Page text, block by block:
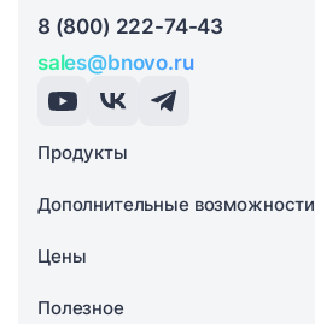
8 (800) 222-74-43
sales@bnovo.ru
Продукты
Дополнительные возможности
Цены
Полезное